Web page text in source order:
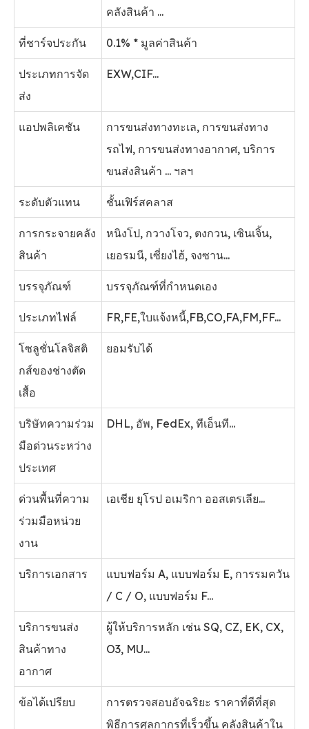
คลังสินค้า ...
ที่ชาร์จประกัน 0.1% * มูลค่าสินค้า
ประเภทการจัด
ส่ง
EXW,CIF...
แอปพลิเคชัน
การขนส่งทางทะเล, การขนส่งทาง
รถไฟ, การขนส่งทางอากาศ, บริการ
ขนส่งสินค้า ... ฯลฯ
ระดับตัวแทน ชั้นเฟิร์สคลาส
การกระจายคลัง
สินค้า
หนิงโป, กวางโจว, ตงกวน, เซินเจิ้น,
เยอรมนี, เซี่ยงไฮ้, จงซาน...
บรรจุภัณฑ์ บรรจุภัณฑ์ที่กำหนดเอง
ประเภทไฟล์ FR,FE,ใบแจ้งหนี้,FB,CO,FA,FM,FF...
โซลูชั่นโลจิสติ
กส์ของช่างตัด
เสื้อ
ยอมรับได้
บริษัทความร่วม
มือด่วนระหว่าง
ประเทศ
DHL, อัพ, FedEx, ทีเอ็นที...
ด่วนพื้นที่ความ
ร่วมมือหน่วย
งาน
เอเชีย ยุโรป อเมริกา ออสเตรเลีย...
บริการเอกสาร
แบบฟอร์ม A, แบบฟอร์ม E, การรมควัน
/ C / O, แบบฟอร์ม F...
บริการขนส่ง
สินค้าทาง
อากาศ
ผู้ให้บริการหลัก เช่น SQ, CZ, EK, CX,
O3, MU...
ข้อได้เปรียบ
การตรวจสอบอัจฉริยะ ราคาที่ดีที่สุด
พิธีการศุลกากรที่เร็วขึ้น คลังสินค้าใน